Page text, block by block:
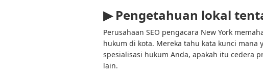
▶Pengetahuan lokal
Perusahaan SEO pengacara New York
hukum di kota. Mereka tahu kata kunci
spesialisasi hukum Anda, apakah itu cedera
lain.